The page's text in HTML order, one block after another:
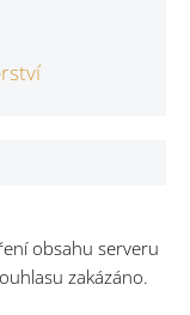
obsahu serveru
zakázáno.